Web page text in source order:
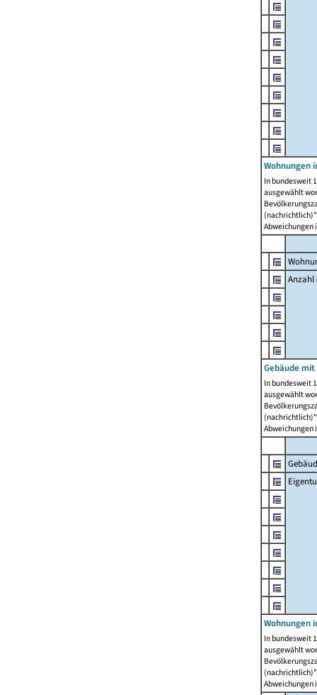
Wohnungen
In bundesweit
ausgewählt
Abweichungen
Anzahl
Gebäude
In bundesweit
ausgewählt
Abweichungen
Wohnungen
In bundesweit
ausgewählt
Abweichungen